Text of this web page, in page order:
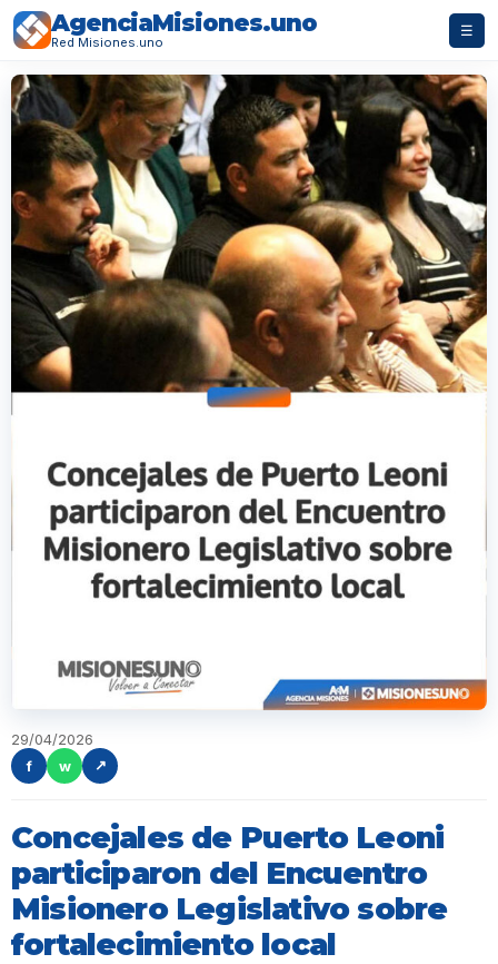
AgenciaMisiones.uno
Red Misiones.uno
☰
29/04/2026
f
w ↗
Concejales de Puerto Leoni
participaron del Encuentro
Misionero Legislativo sobre
fortalecimiento local